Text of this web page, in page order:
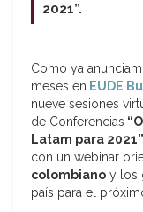
2021”.
Como ya
meses en EUDE
nueve sesiones
de Conferencias
Latam para
con un webinar
colombiano y los
país para el